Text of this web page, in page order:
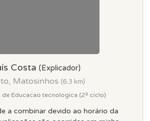
Costa (Explicador)
Matosinhos (6.3 km)
de Educacao tecnologica (2º ciclo)
a combinar devido ao horário da